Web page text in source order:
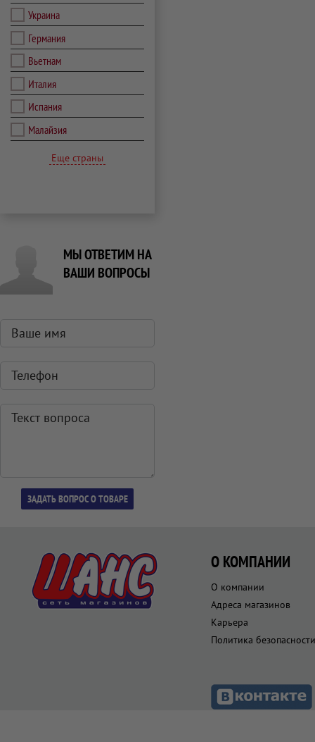
Украина
Германия
Вьетнам
Италия
Испания
Малайзия
Еще страны
МЫ ОТВЕТИМ НА
ВАШИ ВОПРОСЫ
О КОМПАНИИ
О компании
Адреса магазинов
Карьера
Политика безопасности